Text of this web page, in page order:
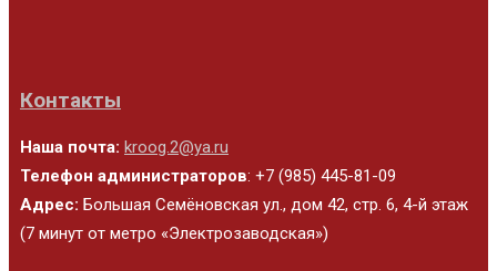
Контакты
Наша почта: kroog.2@ya.ru
Телефон администраторов: +7 (985) 445-81-09
Адрес: Большая Семёновская ул., дом 42, стр. 6, 4-й этаж
(7 минут от метро «Электрозаводская»)